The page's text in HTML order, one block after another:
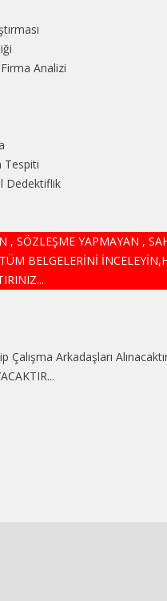
Analizi
Tespiti
Dedektiflik
SÖZLEŞME YAPMAYAN ,
BELGELERİNİ
Arkadaşları